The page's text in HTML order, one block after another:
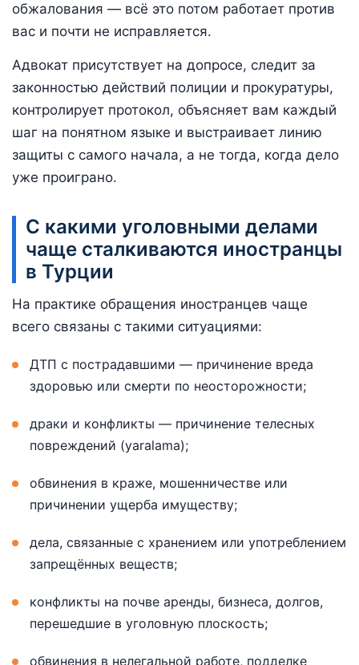
обжалования — всё это потом работает против
вас и почти не исправляется.
Адвокат присутствует на допросе, следит за
законностью действий полиции и прокуратуры,
контролирует протокол, объясняет вам каждый
шаг на понятном языке и выстраивает линию
защиты с самого начала, а не тогда, когда дело
уже проиграно.
С какими уголовными делами
чаще сталкиваются иностранцы
в Турции
На практике обращения иностранцев чаще
всего связаны с такими ситуациями:
ДТП с пострадавшими — причинение вреда
здоровью или смерти по неосторожности;
драки и конфликты — причинение телесных
повреждений (yaralama);
обвинения в краже, мошенничестве или
причинении ущерба имуществу;
дела, связанные с хранением или употреблением
запрещённых веществ;
конфликты на почве аренды, бизнеса, долгов,
перешедшие в уголовную плоскость;
обвинения в нелегальной работе, подделке